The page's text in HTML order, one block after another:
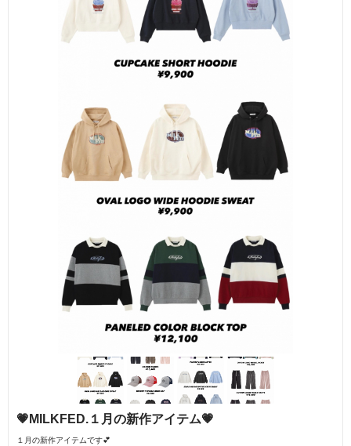
💗MILKFED.１月の新作アイテム💗
１月の新作アイテムです💕